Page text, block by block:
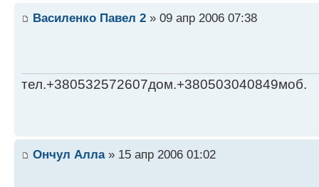
Василенко Павел 2 » 09 апр 2006 07:38
тел.+380532572607дом.+380503040849моб.
Ончул Алла» 15 апр 2006 01:02